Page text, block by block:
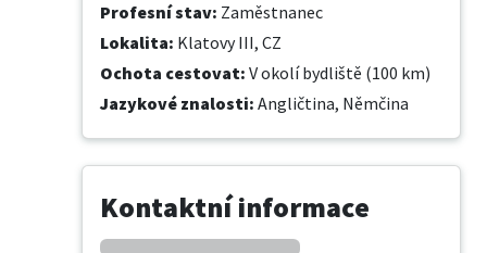
Profesní stav: Zaměstnanec
Lokalita: Klatovy III, CZ
Ochota cestovat: V okolí bydliště (100 km)
Jazykové znalosti: Angličtina, Němčina
Kontaktní informace